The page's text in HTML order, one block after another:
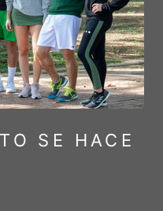
SE HACE